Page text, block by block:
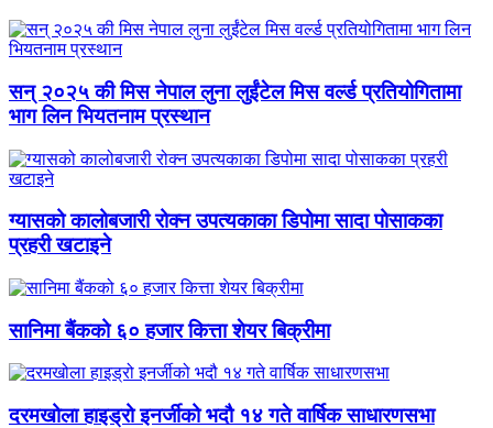
सन् २०२५ की मिस नेपाल लुना लुईंटेल मिस वर्ल्ड प्रतियोगितामा
भाग लिन भियतनाम प्रस्थान
ग्यासको कालोबजारी रोक्न उपत्यकाका डिपोमा सादा पोसाकका
प्रहरी खटाइने
सानिमा बैंकको ६० हजार कित्ता शेयर बिक्रीमा
दरमखोला हाइड्रो इनर्जीको भदौ १४ गते वार्षिक साधारणसभा